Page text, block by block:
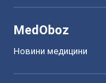
MedOboz
Новини медицини